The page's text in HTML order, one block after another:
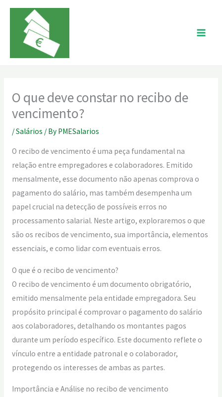
Skip
content
O que deve constar no recibo de
vencimento?
/Salários / By PMESalarios
O recibo de vencimento é uma peça fundamental na
relação entre empregadores e colaboradores. Emitido
mensalmente, esse documento não apenas comprova o
pagamento do salário, mas também desempenha um
papel crucial na detecção de possíveis erros no
processamento salarial. Neste artigo, exploraremos o que
são os recibos de vencimento, sua importância, elementos
essenciais, e como lidar com eventuais erros.
O que é o recibo de vencimento?
O recibo de vencimento é um documento obrigatório,
emitido mensalmente pela entidade empregadora. Seu
propósito principal é comprovar o pagamento do salário
aos colaboradores, detalhando os montantes pagos
durante um período específico. Este documento reflete o
vínculo entre a entidade patronal e o colaborador,
protegendo os interesses de ambas as partes.
Importância e Análise no recibo de vencimento